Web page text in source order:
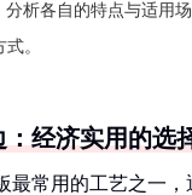
分析各自的特点与适用
。
经济实用的选
最常用的工艺之一